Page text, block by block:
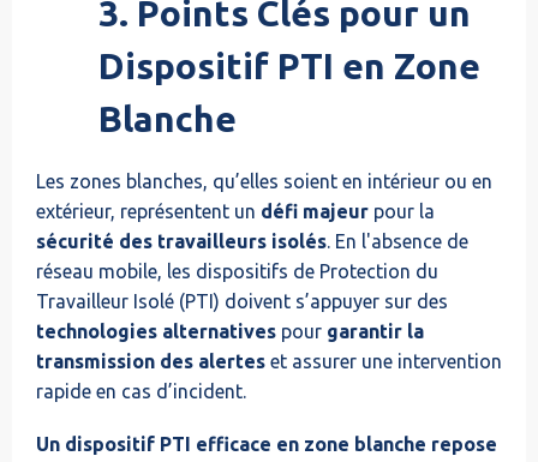
3. Points Clés pour un
Dispositif PTI en Zone
Blanche
Les zones blanches, qu’elles soient en intérieur ou en
extérieur, représentent un défi majeur pour la
sécurité des travailleurs isolés. En l'absence de
réseau mobile, les dispositifs de Protection du
Travailleur Isolé (PTI) doivent s’appuyer sur des
technologies alternatives pour garantir la
transmission des alertes et assurer une intervention
rapide en cas d’incident.
Un dispositif PTI efficace en zone blanche repose